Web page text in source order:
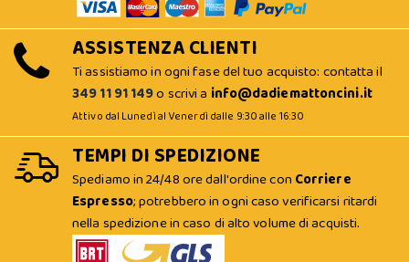
ASSISTENZA CLIENTI
Ti assistiamo in ogni fase del tuo acquisto: contatta il
349 11 91 149o scrivi a info@dadiemattoncini.it
Attivo dal Lunedì al Venerdì dalle 9:30 alle 16:30
TEMPI DI SPEDIZIONE
Spediamo in 24/48 ore dall'ordine con Corriere
Espresso; potrebbero in ogni caso verificarsi ritardi
nella spedizione in caso di alto volume di acquisti.